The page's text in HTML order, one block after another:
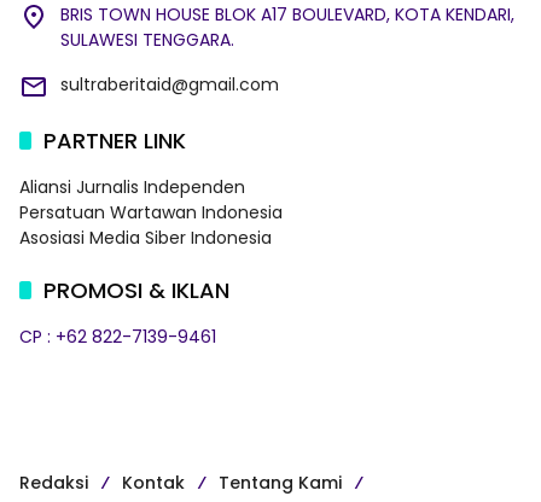
BRIS TOWN HOUSE BLOK A17 BOULEVARD, KOTA KENDARI,
SULAWESI TENGGARA.
sultraberitaid@gmail.com
PARTNER LINK
Aliansi Jurnalis Independen
Persatuan Wartawan Indonesia
Asosiasi Media Siber Indonesia
PROMOSI & IKLAN
CP : +62 822-7139-9461
Redaksi Kontak
Tentang Kami